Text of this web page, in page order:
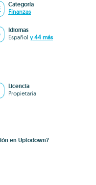
Categoría
Finanzas
Idiomas
Español y 44 más
Licencia
Propietaria
en Uptodown?